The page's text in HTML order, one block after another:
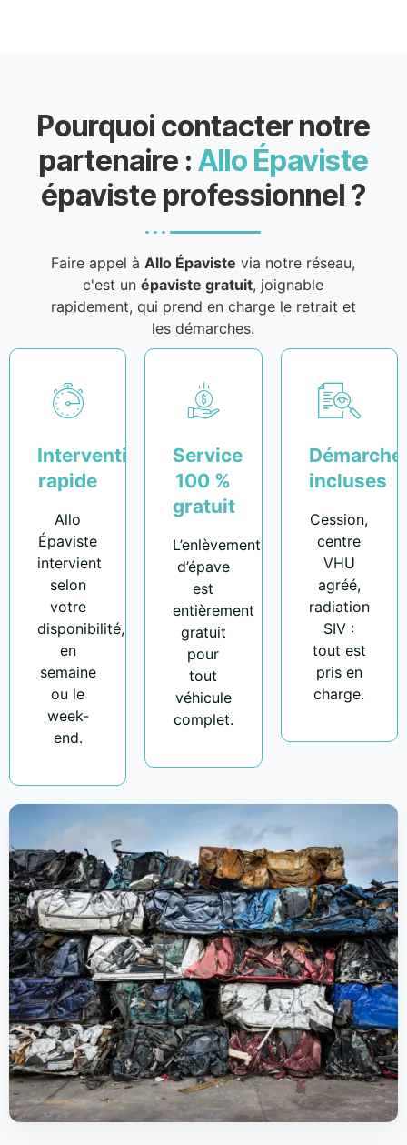
Pourquoi contacter notre
partenaire : Allo Épaviste
épaviste professionnel ?
Faire appel àAllo Épaviste via notre réseau,
c'est unépaviste gratuit, joignable
rapidement, qui prend en charge le retrait et
les démarches.
Intervention
rapide
Allo
Épaviste
intervient
selon
votre
disponibilité,
en
semaine
ou le
week-
end.
Service
100 %
gratuit
L’enlèvement
d’épave
est
entièrement
gratuit
pour
tout
véhicule
complet.
incluses
Cession,
centre
VHU
agréé,
radiation
SIV :
tout est
pris en
charge.